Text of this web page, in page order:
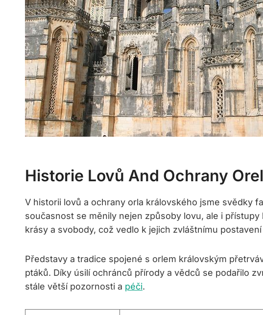
Historie Lovů And Ochrany
V historii lovů a ochrany orla královského jsme svědky
současnost se měnily nejen způsoby lovu, ale i
krásy a svobody, což vedlo k jejich zvláštnímu
Představy a tradice spojené s orlem královským
ptáků. Díky úsilí ochránců přírody a vědců se podařilo
stále větší pozornosti a péči.